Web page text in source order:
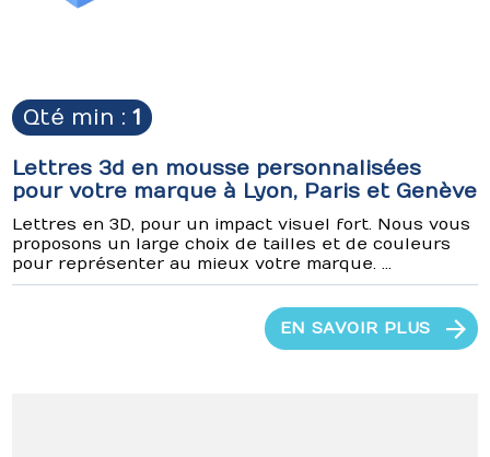
Qté min :1
Lettres 3d en mousse personnalisées
pour votre marque à Lyon, Paris et Genève
Lettres en 3D, pour un impact visuel fort. Nous vous
proposons un large choix de tailles et de couleurs
pour représenter au mieux votre marque. ...
EN SAVOIR PLUS